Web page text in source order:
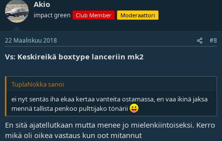
Akio
impact green Club Member Moderaattori
22 Maaliskuu 2018 #8
Vs: Keskireikä boxtype lanceriin mk2
TuplaNokka sanoi
ei nyt sentäs iha ekaa kertaa vanteita ostamassa, en vaa ikinä jaksa
mennä tallista penkoo pulttijako tönärii
En sitä ajatellutkaan mutta menee jo mielenkiintoiseksi. Kerro
mikä oli oikea vastaus kun oot mitannut